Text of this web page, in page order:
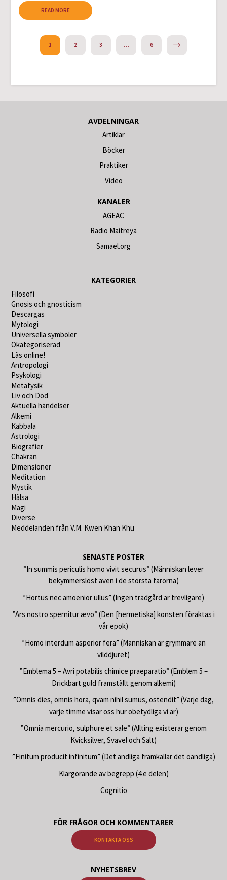
READ MORE
1 2 3 … 6
AVDELNINGAR
Artiklar
Böcker
Praktiker
Video
KANALER
AGEAC
Radio Maitreya
Samael.org
KATEGORIER
Filosofi
Gnosis och gnosticism
Descargas
Mytologi
Universella symboler
Okategoriserad
Läs online!
Antropologi
Psykologi
Metafysik
Liv och Död
Aktuella händelser
Alkemi
Kabbala
Astrologi
Biografier
Chakran
Dimensioner
Meditation
Mystik
Hälsa
Magi
Diverse
Meddelanden från V.M. Kwen Khan Khu
SENASTE POSTER
”In summis periculis homo vivit securus” (Människan lever
bekymmerslöst även i de största farorna)
”Hortus nec amoenior ullus” (Ingen trädgård är trevligare)
”Ars nostro spernitur ævo” (Den [hermetiska] konsten föraktas i
vår epok)
”Homo interdum asperior fera” (Människan är grymmare än
vilddjuret)
”Emblema 5 – Avri potabilis chimice praeparatio” (Emblem 5 –
Drickbart guld framställt genom alkemi)
”Omnis dies, omnis hora, qvam nihil sumus, ostendit” (Varje dag,
varje timme visar oss hur obetydliga vi är)
”Omnia mercurio, sulphure et sale” (Allting existerar genom
Kvicksilver, Svavel och Salt)
”Finitum producit infinitum” (Det ändliga framkallar det oändliga)
Klargörande av begrepp (4:e delen)
Cognitio
FÖR FRÅGOR OCH KOMMENTARER
KONTAKTA OSS
NYHETSBREV